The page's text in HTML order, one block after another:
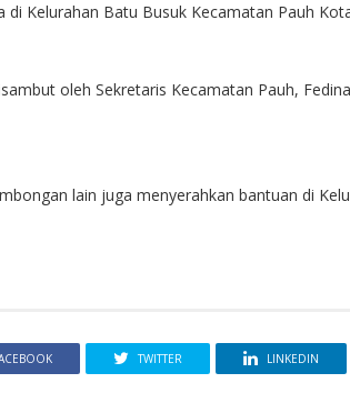
di Kelurahan Batu Busuk Kecamatan Pauh
oleh Sekretaris Kecamatan Pauh,
lain juga menyerahkan bantuan di
TWITTER LINKEDIN